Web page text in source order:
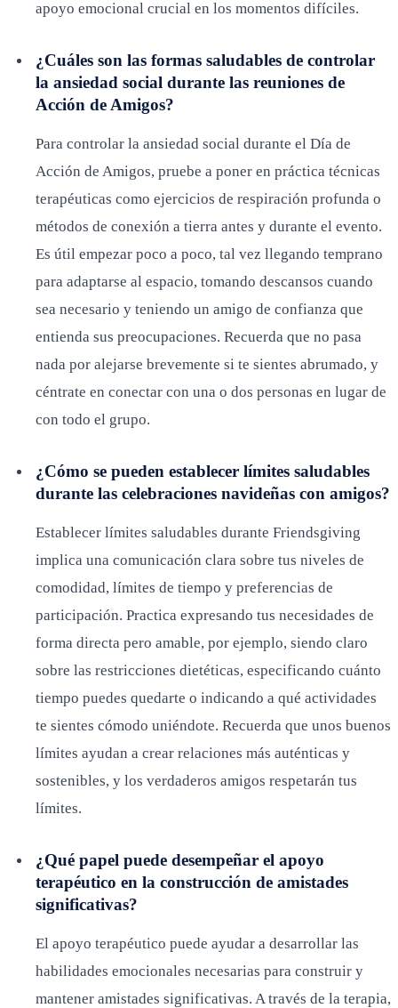
apoyo emocional crucial en los momentos difíciles.
¿Cuáles son las formas saludables de controlar
la ansiedad social durante las reuniones de
Acción de Amigos?
Para controlar la ansiedad social durante el Día de
Acción de Amigos, pruebe a poner en práctica técnicas
terapéuticas como ejercicios de respiración profunda o
métodos de conexión a tierra antes y durante el evento.
Es útil empezar poco a poco, tal vez llegando temprano
para adaptarse al espacio, tomando descansos cuando
sea necesario y teniendo un amigo de confianza que
entienda sus preocupaciones. Recuerda que no pasa
nada por alejarse brevemente si te sientes abrumado, y
céntrate en conectar con una o dos personas en lugar de
con todo el grupo.
¿Cómo se pueden establecer límites saludables
durante las celebraciones navideñas con amigos?
Establecer límites saludables durante Friendsgiving
implica una comunicación clara sobre tus niveles de
comodidad, límites de tiempo y preferencias de
participación. Practica expresando tus necesidades de
forma directa pero amable, por ejemplo, siendo claro
sobre las restricciones dietéticas, especificando cuánto
tiempo puedes quedarte o indicando a qué actividades
te sientes cómodo uniéndote. Recuerda que unos buenos
límites ayudan a crear relaciones más auténticas y
sostenibles, y los verdaderos amigos respetarán tus
límites.
¿Qué papel puede desempeñar el apoyo
terapéutico en la construcción de amistades
significativas?
El apoyo terapéutico puede ayudar a desarrollar las
habilidades emocionales necesarias para construir y
mantener amistades significativas. A través de la terapia,